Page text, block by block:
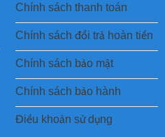
Chính sách thanh toán
Chính sách đổi trả hoàn tiền
Chính sách bảo mật
Chính sách bảo hành
Điều khoản sử dụng